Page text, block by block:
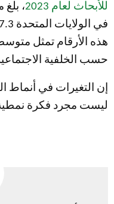
للأبحاث لعام 2023
،
هذه الأرقام تمثل
حسب الخلفية
إن التغيرات في أنماط
ليست مجرد فكرة